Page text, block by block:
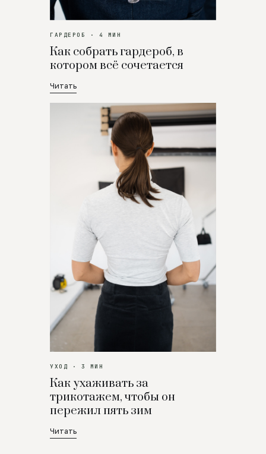
ГАРДЕРОБ · 4 МИН
Как собрать гардероб, в
котором всё сочетается
Читать
УХОД · 3 МИН
Как ухаживать за
трикотажем, чтобы он
пережил пять зим
Читать